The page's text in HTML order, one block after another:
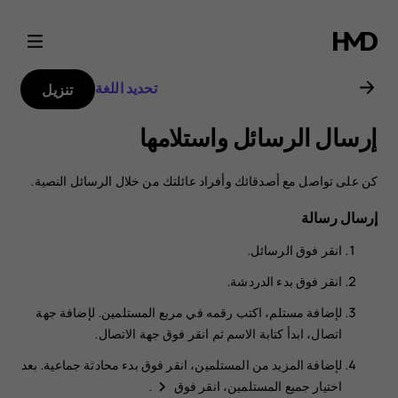
دليل
مستخدم
هاتف
Nokia
8.1
تحديد اللغة تنزيل
إرسال الرسائل واستلامها
كن على تواصل مع أصدقائك وأفراد عائلتك من خلال الرسائل النصية.
إرسال رسالة
انقر فوق الرسائل.
انقر فوق بدء الدردشة.
لإضافة مستلم، اكتب رقمه في مربع المستلمين. لإضافة جهة
اتصال، ابدأ كتابة الاسم ثم انقر فوق جهة الاتصال.
لإضافة المزيد من المستلمين، انقر فوق بدء محادثة جماعية. بعد
اختيار جميع المستلمين، انقر فوق navigate_next
.